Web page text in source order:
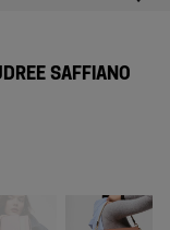
SAFFIANO